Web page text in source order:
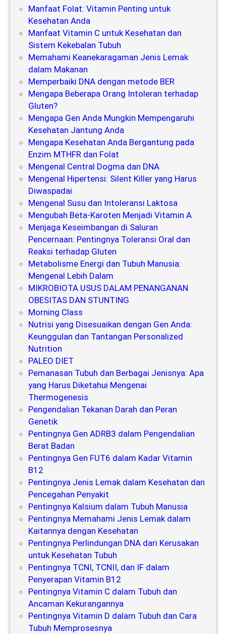
Manfaat Folat: Vitamin Penting untuk
Kesehatan Anda
Manfaat Vitamin C untuk Kesehatan dan
Sistem Kekebalan Tubuh
Memahami Keanekaragaman Jenis Lemak
dalam Makanan
Memperbaiki DNA dengan metode BER
Mengapa Beberapa Orang Intoleran terhadap
Gluten?
Mengapa Gen Anda Mungkin Mempengaruhi
Kesehatan Jantung Anda
Mengapa Kesehatan Anda Bergantung pada
Enzim MTHFR dan Folat
Mengenal Central Dogma dan DNA
Mengenal Hipertensi: Silent Killer yang Harus
Diwaspadai
Mengenal Susu dan Intoleransi Laktosa
Mengubah Beta-Karoten Menjadi Vitamin A
Menjaga Keseimbangan di Saluran
Pencernaan: Pentingnya Toleransi Oral dan
Reaksi terhadap Gluten
Metabolisme Energi dan Tubuh Manusia:
Mengenal Lebih Dalam
MIKROBIOTA USUS DALAM PENANGANAN
OBESITAS DAN STUNTING
Morning Class
Nutrisi yang Disesuaikan dengan Gen Anda:
Keunggulan dan Tantangan Personalized
Nutrition
PALEO DIET
Pemanasan Tubuh dan Berbagai Jenisnya: Apa
yang Harus Diketahui Mengenai
Thermogenesis
Pengendalian Tekanan Darah dan Peran
Genetik
Pentingnya Gen ADRB3 dalam Pengendalian
Berat Badan
Pentingnya Gen FUT6 dalam Kadar Vitamin
B12
Pentingnya Jenis Lemak dalam Kesehatan dan
Pencegahan Penyakit
Pentingnya Kalsium dalam Tubuh Manusia
Pentingnya Memahami Jenis Lemak dalam
Kaitannya dengan Kesehatan
Pentingnya Perlindungan DNA dari Kerusakan
untuk Kesehatan Tubuh
Pentingnya TCNI, TCNII, dan IF dalam
Penyerapan Vitamin B12
Pentingnya Vitamin C dalam Tubuh dan
Ancaman Kekurangannya
Pentingnya Vitamin D dalam Tubuh dan Cara
Tubuh Memprosesnya